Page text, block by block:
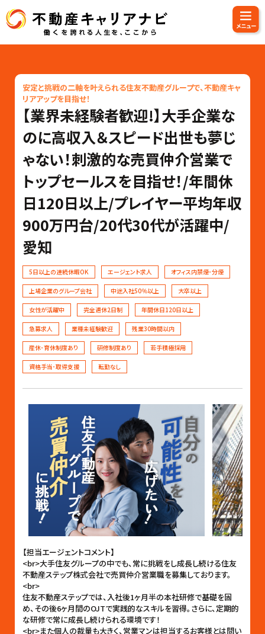
安定と挑戦の二軸を叶えられる住友不動産グループで、不動産キャ
リアアップを目指せ！
【業界未経験者歓迎!】大手企業な
のに高収入＆スピード出世も夢じ
ゃない！刺激的な売買仲介営業で
トップセールスを目指せ！/年間休
日120日以上/プレイヤー平均年収
900万円台/20代30代が活躍中/
愛知
5日以上の連続休暇OK エージェント求人 オフィス内禁煙･分煙
上場企業のグループ会社 中途入社50％以上 大卒以上
女性が活躍中 完全週休2日制 年間休日120日以上
急募求人 業種未経験歓迎 残業30時間以内
産休･育休制度あり 研修制度あり 若手積極採用
資格手当･取得支援 転勤なし
【担当エージェントコメント】
<br>大手住友グループの中でも、常に挑戦をし成長し続ける住友
不動産ステップ株式会社で売買仲介営業職を募集しております。
<br>
住友不動産ステップでは、入社後1ヶ月半の本社研修で基礎を固
め、その後6ヶ月間のOJTで実践的なスキルを習得。さらに、定期的
な研修で常に成長し続けられる環境です！
<br>また個人の裁量も大きく、営業マンは担当するお客様とは問い